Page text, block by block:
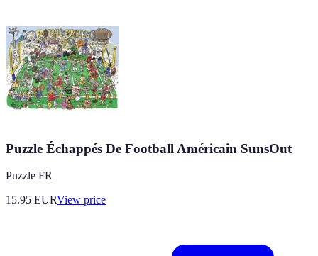
Puzzle Échappés De Football Américain SunsOut
Puzzle FR
15.95 EURView price